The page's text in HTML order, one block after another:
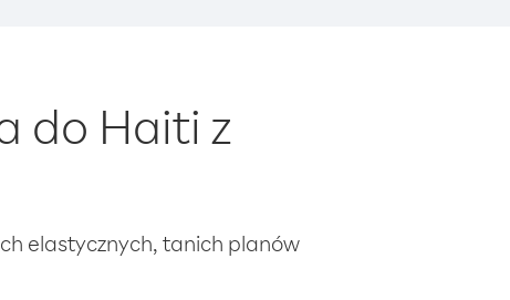
do Haiti z
elastycznych, tanich planów